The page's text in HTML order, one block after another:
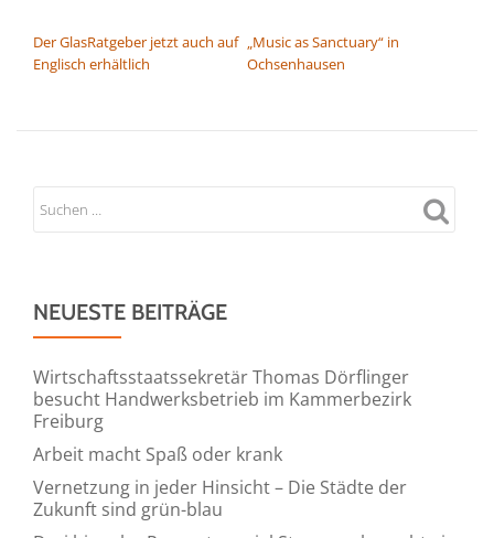
Der GlasRatgeber jetzt auch auf
Englisch erhältlich
„Music as Sanctuary“ in
Ochsenhausen
NEUESTE BEITRÄGE
Wirtschaftsstaatssekretär Thomas Dörflinger
besucht Handwerksbetrieb im Kammerbezirk
Freiburg
Arbeit macht Spaß oder krank
Vernetzung in jeder Hinsicht – Die Städte der
Zukunft sind grün-blau